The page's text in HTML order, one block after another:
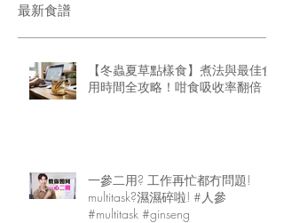
最新食譜
【冬蟲夏草點樣食】煮法與最佳食
用時間全攻略！咁食吸收率翻倍
一參二用? 工作再忙都冇問題!
multitask?濕濕碎啦! #人參
#multitask #ginseng